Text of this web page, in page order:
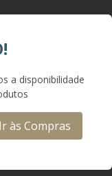
mg de proteína
imunoglobulina G
a disponibilidade
Ir às Compras